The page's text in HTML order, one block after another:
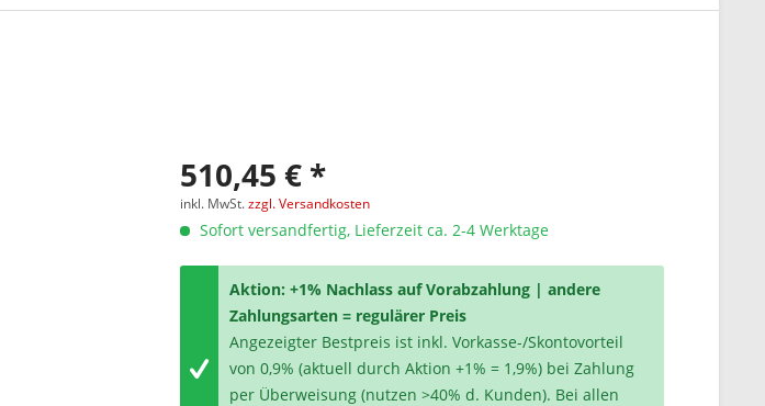
510,45 € *
inkl. MwSt.zzgl. Versandkosten
Sofort versandfertig, Lieferzeit ca. 2-4 Werktage
Aktion: +1% Nachlass auf Vorabzahlung | andere
Zahlungsarten = regulärer Preis
Angezeigter Bestpreis ist inkl. Vorkasse-/Skontovorteil
von 0,9% (aktuell durch Aktion +1% = 1,9%) bei Zahlung
per Überweisung (nutzen >40% d. Kunden). Bei allen